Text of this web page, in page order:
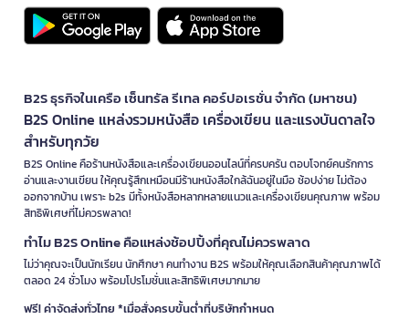
B2S ธุรกิจในเครือ เซ็นทรัล รีเทล คอร์ปอเรชั่น จำกัด (มหาชน)
B2S Online แหล่งรวมหนังสือ เครื่องเขียน และแรงบันดาลใจ
สำหรับทุกวัย
B2S Online คือร้านหนังสือและเครื่องเขียนออนไลน์ที่ครบครัน ตอบโจทย์คนรักการ
อ่านและงานเขียน ให้คุณรู้สึกเหมือนมีร้านหนังสือใกล้ฉันอยู่ในมือ ช้อปง่าย ไม่ต้อง
ออกจากบ้าน เพราะ b2s มีทั้งหนังสือหลากหลายแนวและเครื่องเขียนคุณภาพ พร้อม
สิทธิพิเศษที่ไม่ควรพลาด!
ทำไม B2S Online คือแหล่งช้อปปิ้งที่คุณไม่ควรพลาด
ไม่ว่าคุณจะเป็นนักเรียน นักศึกษา คนทำงาน B2S พร้อมให้คุณเลือกสินค้าคุณภาพได้
ตลอด 24 ชั่วโมง พร้อมโปรโมชั่นและสิทธิพิเศษมากมาย
ฟรี! ค่าจัดส่งทั่วไทย *เมื่อสั่งครบขั้นต่ำที่บริษัทกำหนด